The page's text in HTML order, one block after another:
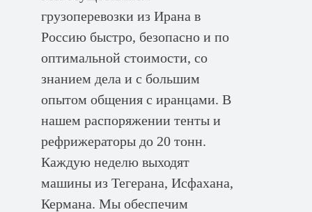
грузоперевозки из Ирана в
Россию быстро, безопасно и по
оптимальной стоимости, со
знанием дела и с большим
опытом общения с иранцами. В
нашем распоряжении тенты и
рефрижераторы до 20 тонн.
Каждую неделю выходят
машины из Тегерана, Исфахана,
Кермана. Мы обеспечим